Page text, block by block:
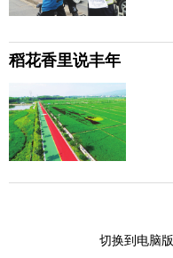
稻花香里说丰年
切换到电脑版